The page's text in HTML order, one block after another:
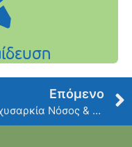
Επόμενο
«Παχυσαρκία Νόσος & Απειλή»